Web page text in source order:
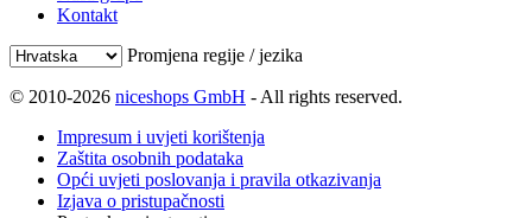
Kontakt
Promjena regije / jezika
© 2010-2026 niceshops GmbH - All rights reserved.
Impresum i uvjeti korištenja
Zaštita osobnih podataka
Opći uvjeti poslovanja i pravila otkazivanja
Izjava o pristupačnosti